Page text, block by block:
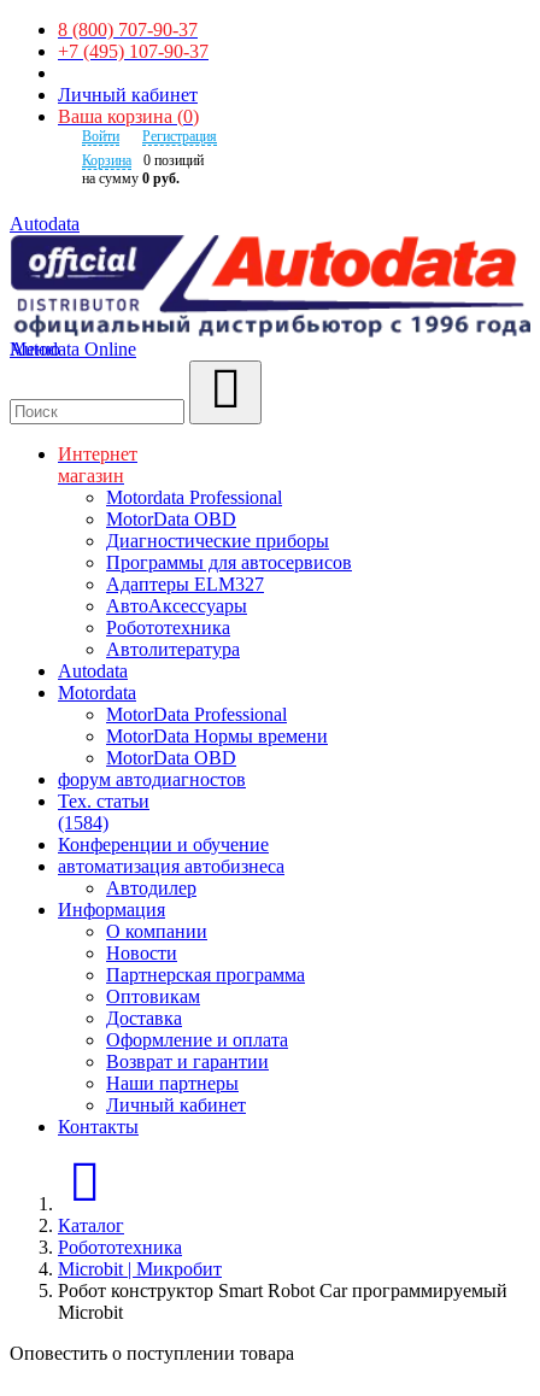
8 (800) 707-90-37
+7 (495) 107-90-37
Личный кабинет
Ваша корзина (0)
Войти
Регистрация
Корзина
0 позиций
на сумму 0 руб.
Autodata
Autodata Online
Меню
Интернет
магазин
Motordata Professional
MotorData OBD
Диагностические приборы
Программы для автосервисов
Адаптеры ELM327
АвтоАксессуары
Робототехника
Автолитература
Autodata
Motordata
MotorData Professional
MotorData Нормы времени
MotorData OBD
форум автодиагностов
Тех. статьи
(1584)
Конференции и обучение
автоматизация автобизнеса
Автодилер
Информация
О компании
Новости
Партнерская программа
Оптовикам
Доставка
Оформление и оплата
Возврат и гарантии
Наши партнеры
Личный кабинет
Контакты
Каталог
Робототехника
Microbit | Микробит
Робот конструктор Smart Robot Car программируемый
Microbit
Оповестить о поступлении товара